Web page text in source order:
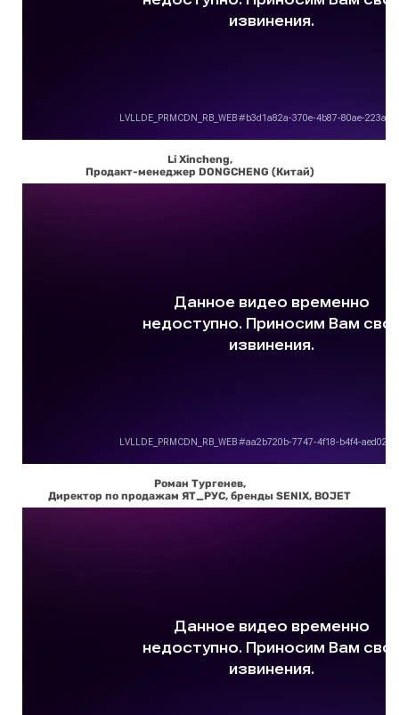
Li Xincheng,
Продакт-менеджер DONGCHENG (Китай)
Роман Тургенев,
Директор по продажам ЯТ_РУС, бренды SENIX, BOJET